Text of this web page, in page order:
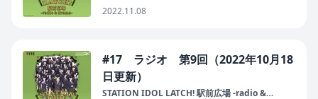
2022.11.08
#17 ラジオ 第9回（2022年10月18
日更新）
STATION IDOL LATCH! 駅前広場 -radio &